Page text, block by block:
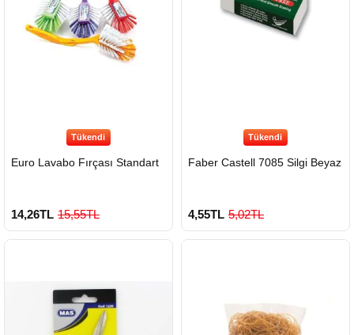
Tükendi
Euro Lavabo Fırçası Standart
14,26TL 15,55TL
Tükendi
Faber Castell 7085 Silgi Beyaz
4,55TL 5,02TL